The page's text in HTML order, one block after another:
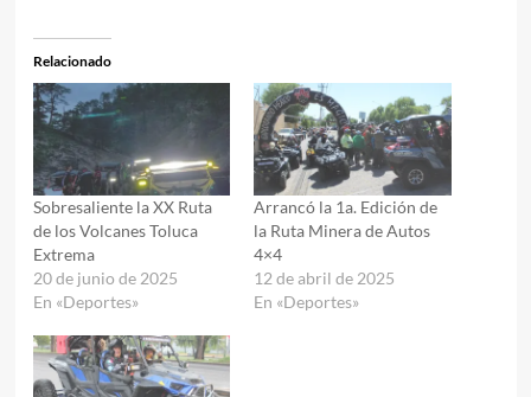
Relacionado
Sobresaliente la XX Ruta
de los Volcanes Toluca
Extrema
20 de junio de 2025
En «Deportes»
Arrancó la 1a. Edición de
la Ruta Minera de Autos
4×4
12 de abril de 2025
En «Deportes»